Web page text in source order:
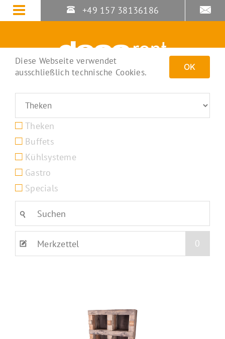
Zum
Inhalt
+49 157 38136186
Theken
Buffets
Kühlsysteme
Gastro
Specials
Merkzettel 0
Diese Webseite verwendet
ausschließlich technische Cookies.
OK